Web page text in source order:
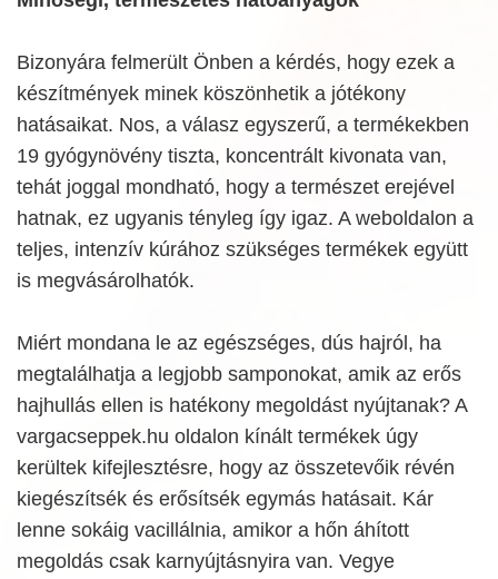
Bizonyára felmerült Önben a kérdés, hogy ezek a
készítmények minek köszönhetik a jótékony
hatásaikat. Nos, a válasz egyszerű, a termékekben
19 gyógynövény tiszta, koncentrált kivonata van,
tehát joggal mondható, hogy a természet erejével
hatnak, ez ugyanis tényleg így igaz. A weboldalon a
teljes, intenzív kúrához szükséges termékek együtt
is megvásárolhatók.
Miért mondana le az egészséges, dús hajról, ha
megtalálhatja a legjobb samponokat, amik az erős
hajhullás ellen is hatékony megoldást nyújtanak? A
vargacseppek.hu oldalon kínált termékek úgy
kerültek kifejlesztésre, hogy az összetevőik révén
kiegészítsék és erősítsék egymás hatásait. Kár
lenne sokáig vacillálnia, amikor a hőn áhított
megoldás csak karnyújtásnyira van. Vegye